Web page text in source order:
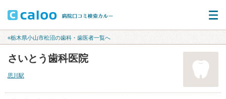
«栃木県小山市松沼の歯科・歯医者一覧へ
さいとう歯科医院
思川駅